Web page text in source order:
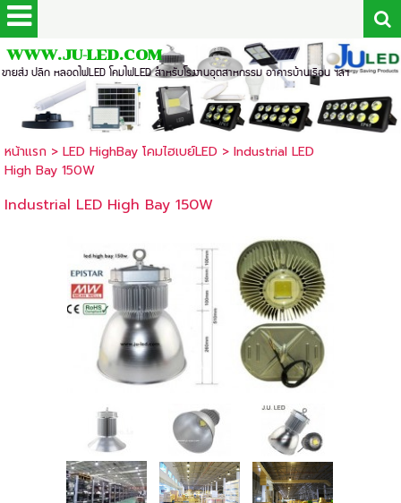
WWW.JU-LED.COM
ขายส่ง ปลีก หลอดไฟLED โคมไฟLED สำหรับโรงงานอุตสาหกรรม อาคารบ้านเรือน ฯลฯ
หน้าแรก> LED HighBay โคมไฮเบย์LED > Industrial LED
High Bay 150W
Industrial LED High Bay 150W